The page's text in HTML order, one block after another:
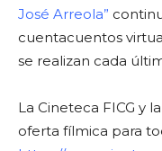
José Arreola”
cuentacuentos
se realizan cada
La Cineteca FICG y
oferta fílmica para